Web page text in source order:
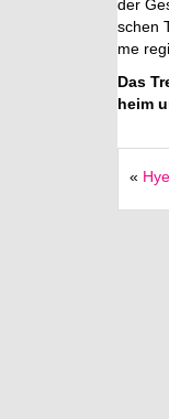
der
schen
me
Das
heim
«